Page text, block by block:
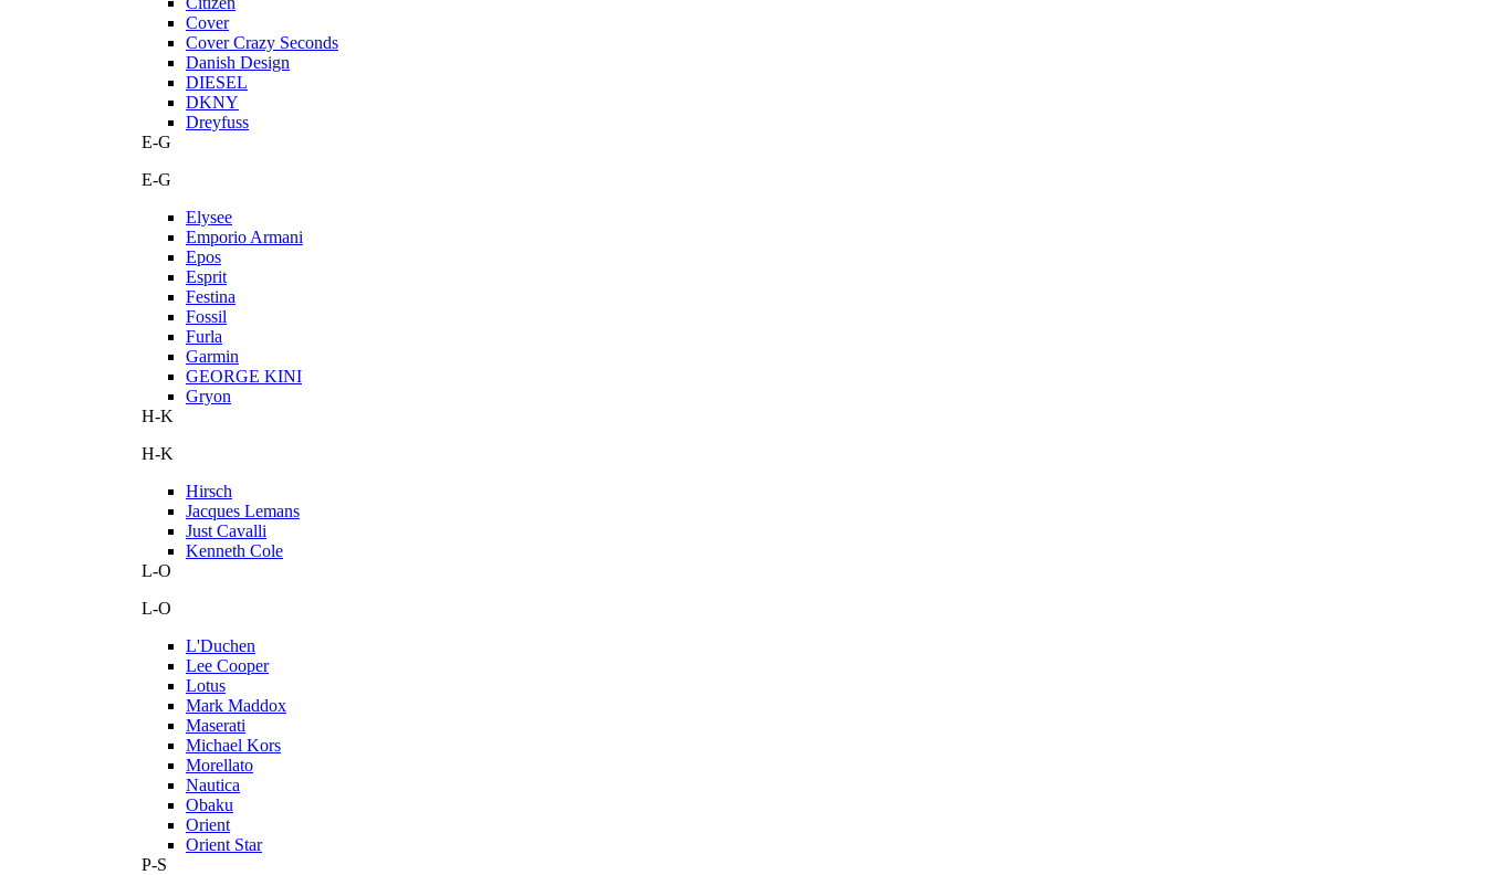
Cover
Cover Crazy Seconds
Danish Design
DIESEL
DKNY
Dreyfuss
E-G
E-G
Elysee
Emporio Armani
Epos
Esprit
Festina
Fossil
Furla
Garmin
GEORGE KINI
Gryon
H-K
H-K
Hirsch
Jacques Lemans
Just Cavalli
Kenneth Cole
L-O
L-O
L'Duchen
Lee Cooper
Lotus
Mark Maddox
Maserati
Michael Kors
Morellato
Nautica
Obaku
Orient
Orient Star
P-S